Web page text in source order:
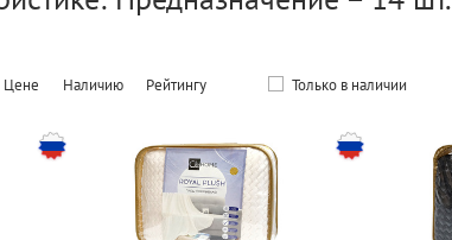
Цене Наличию Рейтингу Только в наличии